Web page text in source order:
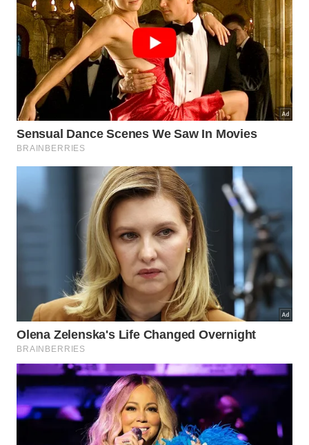
celular por perto, por exemplo. Montar uma rotina é
fundamental, colocar horários para tudo pode
parecer limitante, mas ajuda na organização do seu
dia e de tudo que você precisa fazer”, explica o
docente.
7 – Manter uma rotina saudável
Não basta estudar. Deixar de lado outras atividades
Por isso, fazer atividades físicas, manter encontros
com os amigos e dialogar com a família – sem
exageros – são atos fundamentais para que o
candidato mantenha sua saúde mental e, assim,